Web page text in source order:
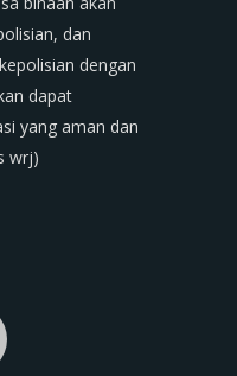
dan
dengan
dapat
yang aman dan
wrj)